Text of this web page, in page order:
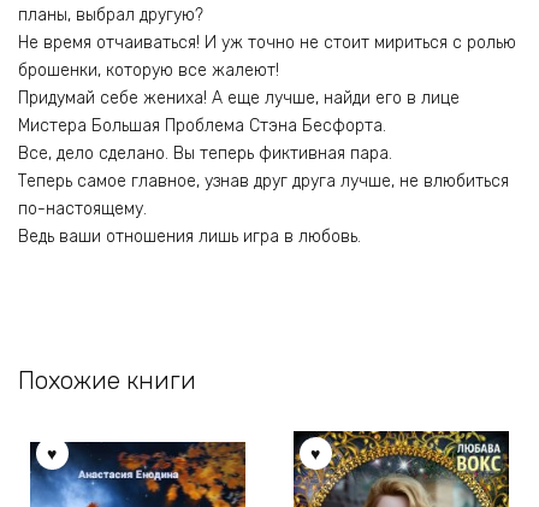
планы, выбрал другую?
Не время отчаиваться! И уж точно не стоит мириться с ролью
брошенки, которую все жалеют!
Придумай себе жениха! А еще лучше, найди его в лице
Мистера Большая Проблема Стэна Бесфорта.
Все, дело сделано. Вы теперь фиктивная пара.
Теперь самое главное, узнав друг друга лучше, не влюбиться
по-настоящему.
Ведь ваши отношения лишь игра в любовь.
Похожие книги